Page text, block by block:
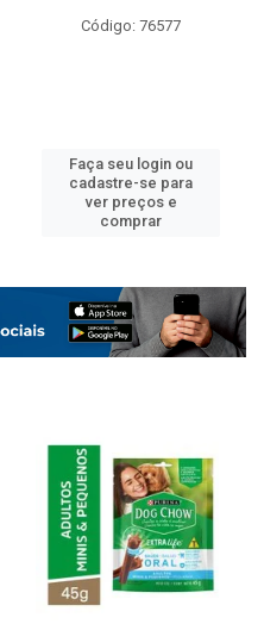
Código: 76577
Faça seu login ou
cadastre-se para
ver preços e
comprar